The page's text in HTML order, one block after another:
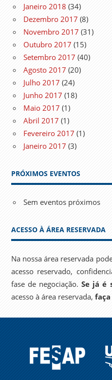
Janeiro 2018 (34)
Dezembro 2017 (8)
Novembro 2017 (31)
Outubro 2017 (15)
Setembro 2017 (40)
Agosto 2017 (20)
Julho 2017 (24)
Junho 2017 (18)
Maio 2017 (1)
Abril 2017 (1)
Fevereiro 2017 (1)
Janeiro 2017 (3)
PRÓXIMOS EVENTOS
Sem eventos próximos
ACESSO À ÁREA RESERVADA
Na nossa área reservada
acesso reservado,
fase de negociação.Se já é
acesso à área reservada, faça
FESAP